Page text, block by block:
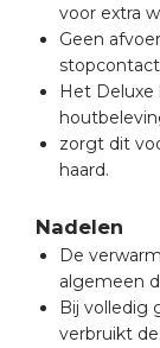
voor extra
Geen
Het
zorgt dit
haard.
Nadelen
De
algemeen
Bij volledig
verbruikt